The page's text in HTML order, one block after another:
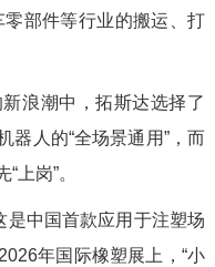
部件等行业的搬运、打
浪潮中，拓斯达选择了
器人的“全场景通用”，而
上岗”。
是中国首款应用于注塑场
年国际橡塑展上，“小